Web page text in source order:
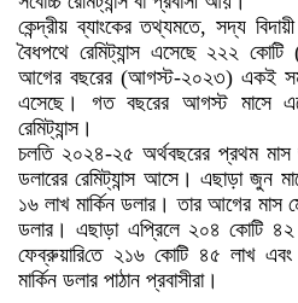
কেন্দ্রীয় ব্যাংকের তথ্যমতে, সদ্য
বৈধপথে রেমিট্যান্স এসেছে ২২২
আগের বছরের (আগস্ট-২০২৩) একই
এসেছে। গত বছরের আগস্ট মাসে
রেমিট্যান্স।
চলতি ২০২৪-২৫ অর্থবছরের প্রথম মাস
ডলারের রেমিট্যান্স আসে। এছাড়া জুন
১৬ লাখ মার্কিন ডলার। তার আগের
ডলার। এছাড়া এপ্রিলে ২০৪ কোটি ৪২
ফেব্রুয়া‌রি‌তে ২১৬ কো‌টি ৪৫ লাখ
মার্কিন ডলার পাঠান প্রবাসীরা।